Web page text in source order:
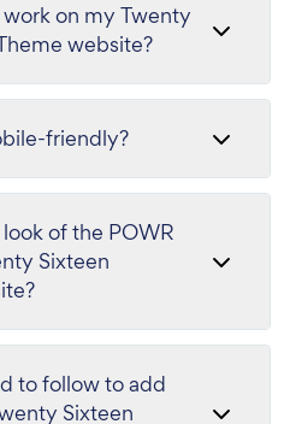
on my Twenty
website?
friendly?
of the POWR
Sixteen
to follow to add
Sixteen